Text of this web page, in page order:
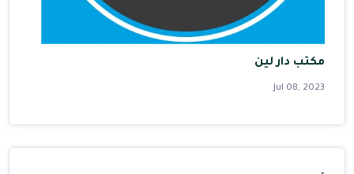
مكتب دار لين
Jul 08, 2023